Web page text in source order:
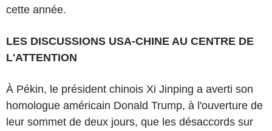
cette année.
LES DISCUSSIONS USA-CHINE AU CENTRE DE
L'ATTENTION
À Pékin, le président chinois Xi Jinping a averti son
homologue américain Donald Trump, à l'ouverture de
leur sommet de deux jours, que les désaccords sur